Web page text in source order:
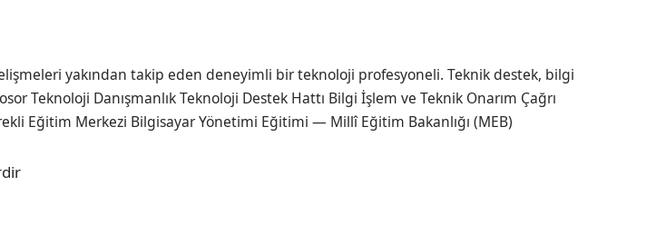
yakından takip eden deneyimli bir teknoloji profesyoneli. Teknik destek, bilgi
Teknoloji Danışmanlık Teknoloji Destek Hattı Bilgi İşlem ve Teknik Onarım Çağrı
Eğitim Merkezi Bilgisayar Yönetimi Eğitimi — Millî Eğitim Bakanlığı (MEB)